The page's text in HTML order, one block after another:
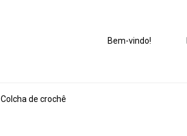
Bem-vindo!
Colcha de crochê